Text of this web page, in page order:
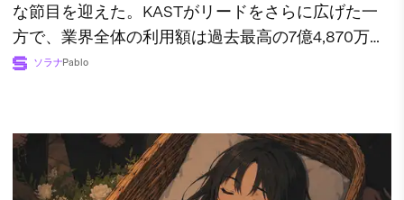
な節目を迎えた。KASTがリードをさらに広げた一
方で、業界全体の利用額は過去最高の7億4,870万ド
ルに達した。
ソラナPablo